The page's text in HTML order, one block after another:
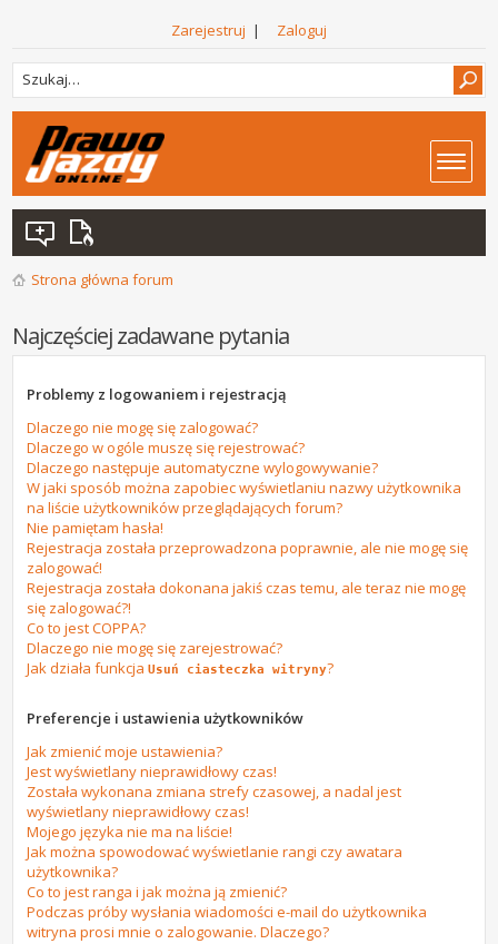
Zarejestruj | Zaloguj
Strona główna forum
Najczęściej zadawane pytania
Problemy z logowaniem i rejestracją
Dlaczego nie mogę się zalogować?
Dlaczego w ogóle muszę się rejestrować?
Dlaczego następuje automatyczne wylogowywanie?
W jaki sposób można zapobiec wyświetlaniu nazwy użytkownika
na liście użytkowników przeglądających forum?
Nie pamiętam hasła!
Rejestracja została przeprowadzona poprawnie, ale nie mogę się
zalogować!
Rejestracja została dokonana jakiś czas temu, ale teraz nie mogę
się zalogować?!
Co to jest COPPA?
Dlaczego nie mogę się zarejestrować?
Jak działa funkcjaUsuń ciasteczka witryny?
Preferencje i ustawienia użytkowników
Jak zmienić moje ustawienia?
Jest wyświetlany nieprawidłowy czas!
Została wykonana zmiana strefy czasowej, a nadal jest
wyświetlany nieprawidłowy czas!
Mojego języka nie ma na liście!
Jak można spowodować wyświetlanie rangi czy awatara
użytkownika?
Co to jest ranga i jak można ją zmienić?
Podczas próby wysłania wiadomości e-mail do użytkownika
witryna prosi mnie o zalogowanie. Dlaczego?